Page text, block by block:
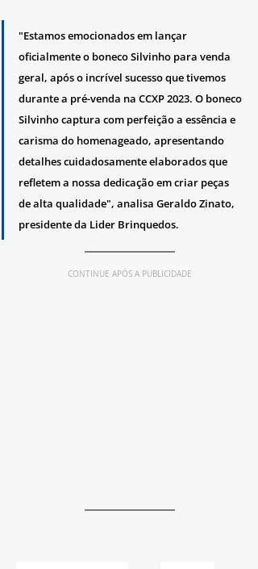
"Estamos emocionados em lançar
oficialmente o boneco Silvinho para venda
geral, após o incrível sucesso que tivemos
durante a pré-venda na CCXP 2023. O boneco
Silvinho captura com perfeição a essência e
carisma do homenageado, apresentando
detalhes cuidadosamente elaborados que
refletem a nossa dedicação em criar peças
de alta qualidade", analisa Geraldo Zinato,
presidente da Lider Brinquedos.
CONTINUE APÓS A PUBLICIDADE